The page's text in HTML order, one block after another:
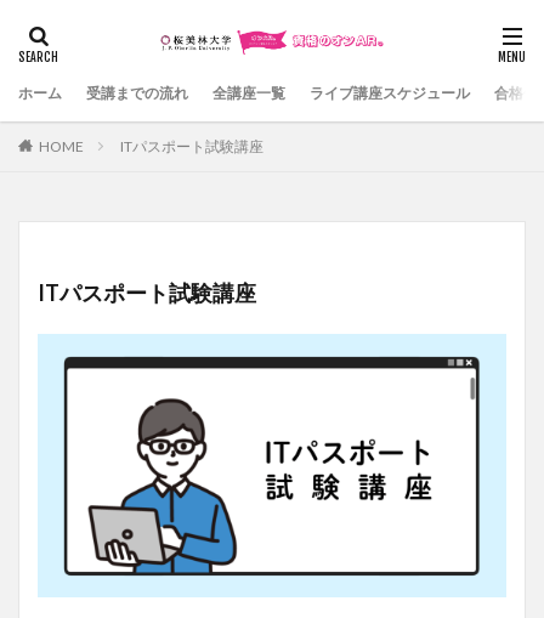
ホーム 受講までの流れ 全講座一覧 ライブ講座スケジュール 合格体
HOME ITパスポート試験講座
ITパスポート試験講座
カテゴリー